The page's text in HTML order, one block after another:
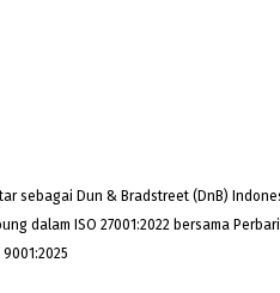
sebagai Dun & Bradstreet (DnB)
dalam ISO 27001:2022 bersama